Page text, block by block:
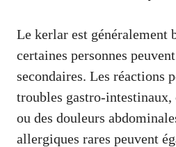
Le kerlar est généralement
certaines personnes
secondaires. Les réactions
troubles gastro-intestinaux,
ou des douleurs
allergiques rares peuvent